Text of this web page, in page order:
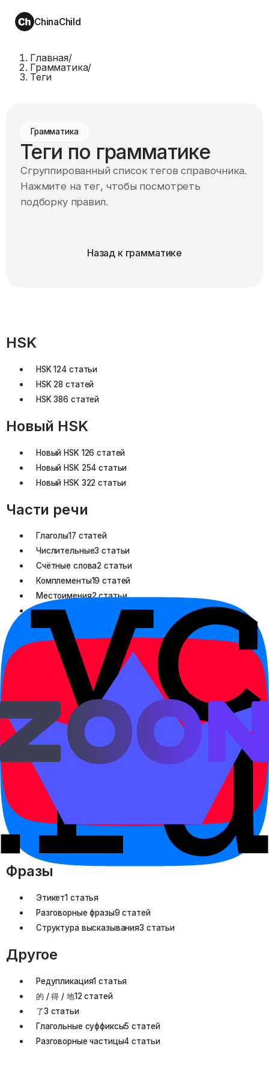
ChinaChild
Главная/
Грамматика/
Теги
Грамматика
Теги по грамматике
Сгруппированный список тегов справочника.
Нажмите на тег, чтобы посмотреть
подборку правил.
Назад к грамматике
HSK
HSK 124 статьи
HSK 28 статей
HSK 386 статей
Новый HSK
Новый HSK 126 статей
Новый HSK 254 статьи
Новый HSK 322 статьи
Части речи
Глаголы17 статей
Числительные3 статьи
Счётные слова2 статьи
Комплементы19 статей
Местоимения2 статьи
Частицы
Наречия46 статей
Модальные глаголы
11 статей
Прилагательные
3 статьи
Существительные
1 статья
17 статей
Предлоги
13 статей
Предложение
Порядок слов
10 статей
Отрицательные предложения
Вопросы
Конструкции
Обстоятельства времени
8 статей
Фразы
Этикет1 статья
Разговорные фразы9 статей
Структура высказывания3 статьи
Другое
Редупликация1 статья
的 / 得 / 地12 статей
了3 статьи
Глагольные суффиксы5 статей
Разговорные частицы4 статьи